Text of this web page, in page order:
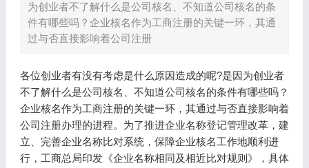
为创业者不了解什么是公司核名、不知道公司核名的条
件有哪些吗？企业核名作为工商注册的关键一环，其通
过与否直接影响着公司注册
各位创业者有没有考虑是什么原因造成的呢?是因为创业者
不了解什么是公司核名、不知道公司核名的条件有哪些吗？
企业核名作为工商注册的关键一环，其通过与否直接影响着
公司注册办理的进程。为了推进企业名称登记管理改革，建
立、完善企业名称比对系统，保障企业核名工作地顺利进
行，工商总局印发《企业名称相同及相近比对规则》，具体